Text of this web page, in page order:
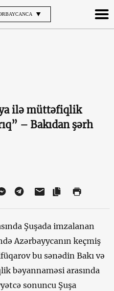
ilə müttəfiqlik
– Bakıdan şərh
Şuşada imzalanan
Azərbayycanın keçmiş
bu sənədin Bakı və
bəyannaməsi arasında
sonuncu Şuşa